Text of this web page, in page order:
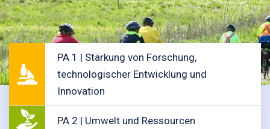
PA 1 | Stärkung von Forschung,
technologischer Entwicklung und
Innovation
PA 2 | Umwelt und Ressourcen